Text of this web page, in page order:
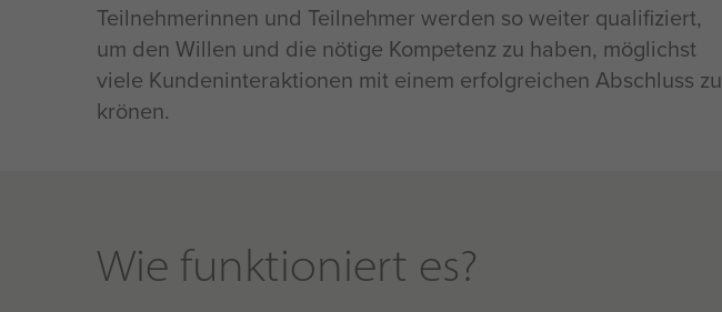
Teilnehmerinnen und Teilnehmer werden so weiter qualifiziert,
um den Willen und die nötige Kompetenz zu haben, möglichst
viele Kundeninteraktionen mit einem erfolgreichen Abschluss zu
krönen.
Wie funktioniert es?